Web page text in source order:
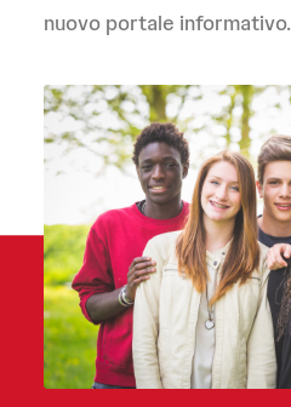
nuovo portale informativo.